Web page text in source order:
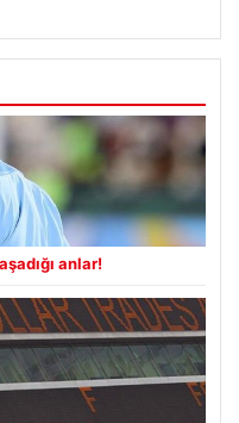
anlar!